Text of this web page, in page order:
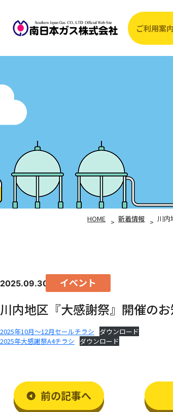
ご利用案内
HOME 新着情報 川内
2025.09.30 イベント
川内地区『大感謝祭』開催の
2025年10月～12月セールチラシ
ダウンロード
2025年大感謝祭A4チラシ
ダウンロード
前の記事へ